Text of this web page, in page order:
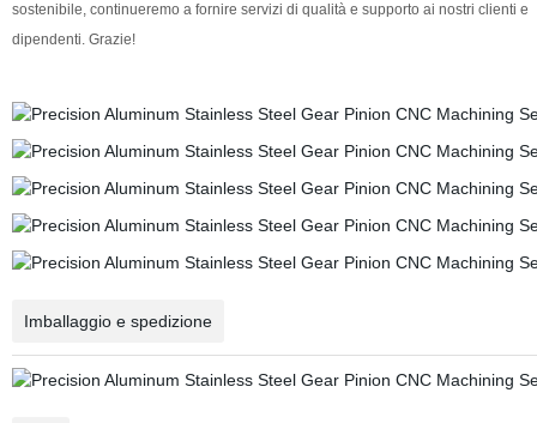
sostenibile, continueremo a fornire servizi di qualità e supporto ai nostri clienti e
dipendenti. Grazie!
Imballaggio e spedizione